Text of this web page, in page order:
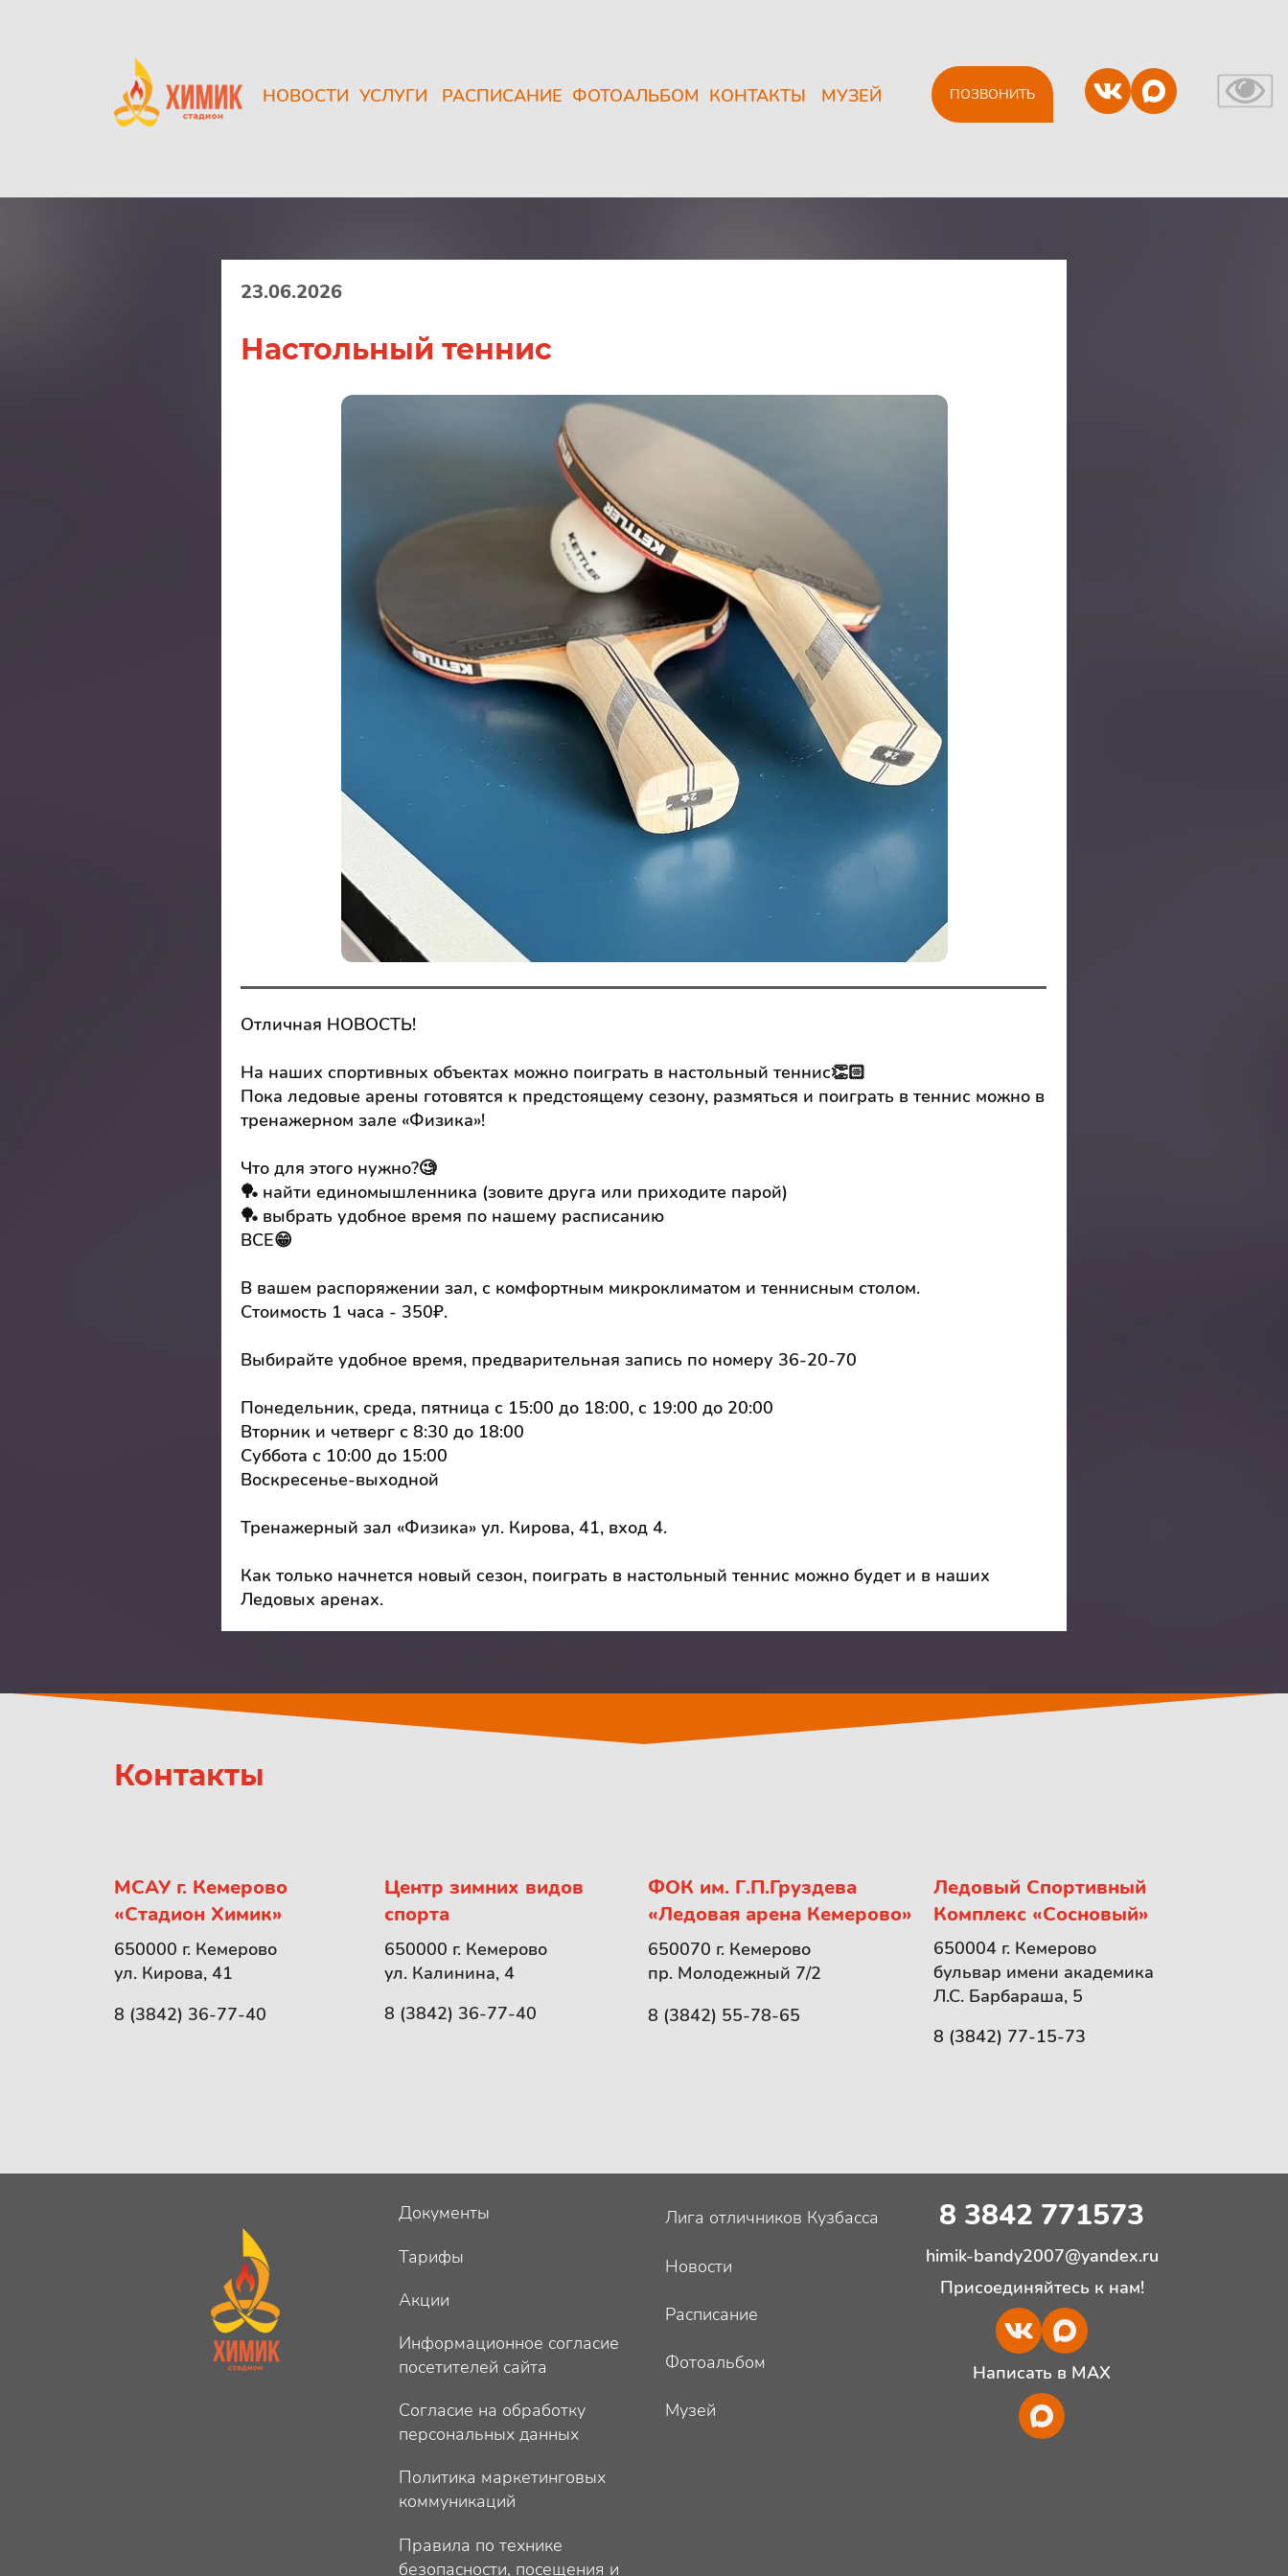
НОВОСТИ УСЛУГИ РАСПИСАНИЕ ФОТОАЛЬБОМ КОНТАКТЫ МУЗЕЙ ПОЗВОНИТЬ
23.06.2026
Настольный теннис
Отличная НОВОСТЬ!
На наших спортивных объектах можно поиграть в настольный теннис👏🏻
Пока ледовые арены готовятся к предстоящему сезону, размяться и поиграть в теннис можно в
тренажерном зале «Физика»!
Что для этого нужно?🧐
🏓 найти единомышленника (зовите друга или приходите парой)
🏓 выбрать удобное время по нашему расписанию
ВСЕ😁
В вашем распоряжении зал, с комфортным микроклиматом и теннисным столом.
Стоимость 1 часа - 350₽.
Выбирайте удобное время, предварительная запись по номеру 36-20-70
Понедельник, среда, пятница с 15:00 до 18:00, с 19:00 до 20:00
Вторник и четверг с 8:30 до 18:00
Суббота с 10:00 до 15:00
Воскресенье-выходной
Тренажерный зал «Физика» ул. Кирова, 41, вход 4.
Как только начнется новый сезон, поиграть в настольный теннис можно будет и в наших
Ледовых аренах.
Контакты
МСАУ г. Кемерово
«Стадион Химик»
650000 г. Кемерово
ул. Кирова, 41
8 (3842) 36-77-40
Центр зимних видов
спорта
650000 г. Кемерово
ул. Калинина, 4
8 (3842) 36-77-40
ФОК им. Г.П.Груздева
«Ледовая арена Кемерово»
650070 г. Кемерово
пр. Молодежный 7/2
8 (3842) 55-78-65
Ледовый Спортивный
Комплекс «Сосновый»
650004 г. Кемерово
бульвар имени академика
Л.С. Барбараша, 5
8 (3842) 77-15-73
Документы
Тарифы
Акции
Информационное согласие
посетителей сайта
Согласие на обработку
персональных данных
Политика маркетинговых
коммуникаций
Правила по технике
безопасности, посещения и
Лига отличников Кузбасса
Новости
Расписание
Фотоальбом
Музей
8 3842 771573
himik-bandy2007@yandex.ru
Присоединяйтесь к нам!
Написать в MAX